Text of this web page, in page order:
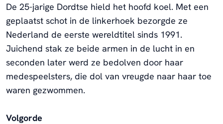
De 25-jarige Dordtse hield het hoofd koel. Met een
geplaatst schot in de linkerhoek bezorgde ze
Nederland de eerste wereldtitel sinds 1991.
Juichend stak ze beide armen in de lucht in en
seconden later werd ze bedolven door haar
medespeelsters, die dol van vreugde naar haar toe
waren gezwommen.
Volgorde